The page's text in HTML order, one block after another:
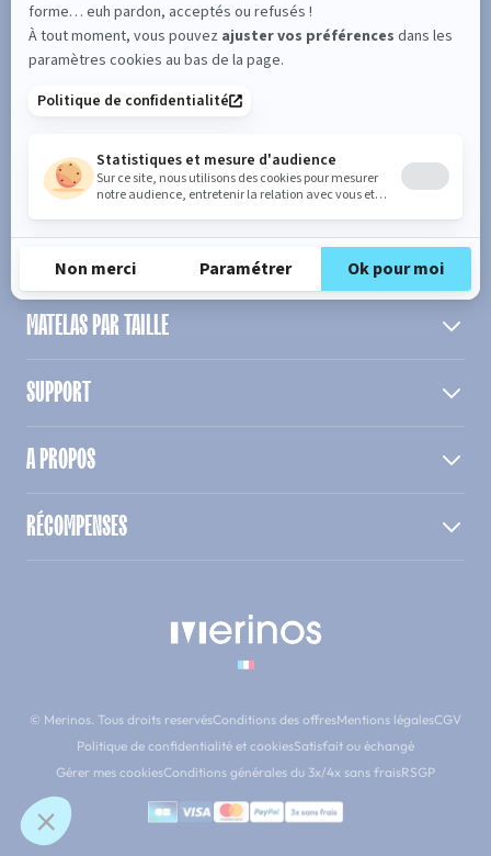
Entrez votre adresse email
S'inscrire
En cochant cette case, vous confirmez avoir plus de 16 ans et
acceptez de recevoir notre Newsletter incluant des informations
concernant les offres, services, produits ou évènements de Bultex
conformément à
notre politique de protection des données personnelles.
PRODUIT
MATELAS PAR TAILLE
SUPPORT
A PROPOS
RÉCOMPENSES
© Merinos. Tous droits reservésConditions des offresMentions légalesCGV
Politique de confidentialité et cookiesSatisfait ou échangé
Gérer mes cookiesConditions générales du 3x/4x sans fraisRSGP